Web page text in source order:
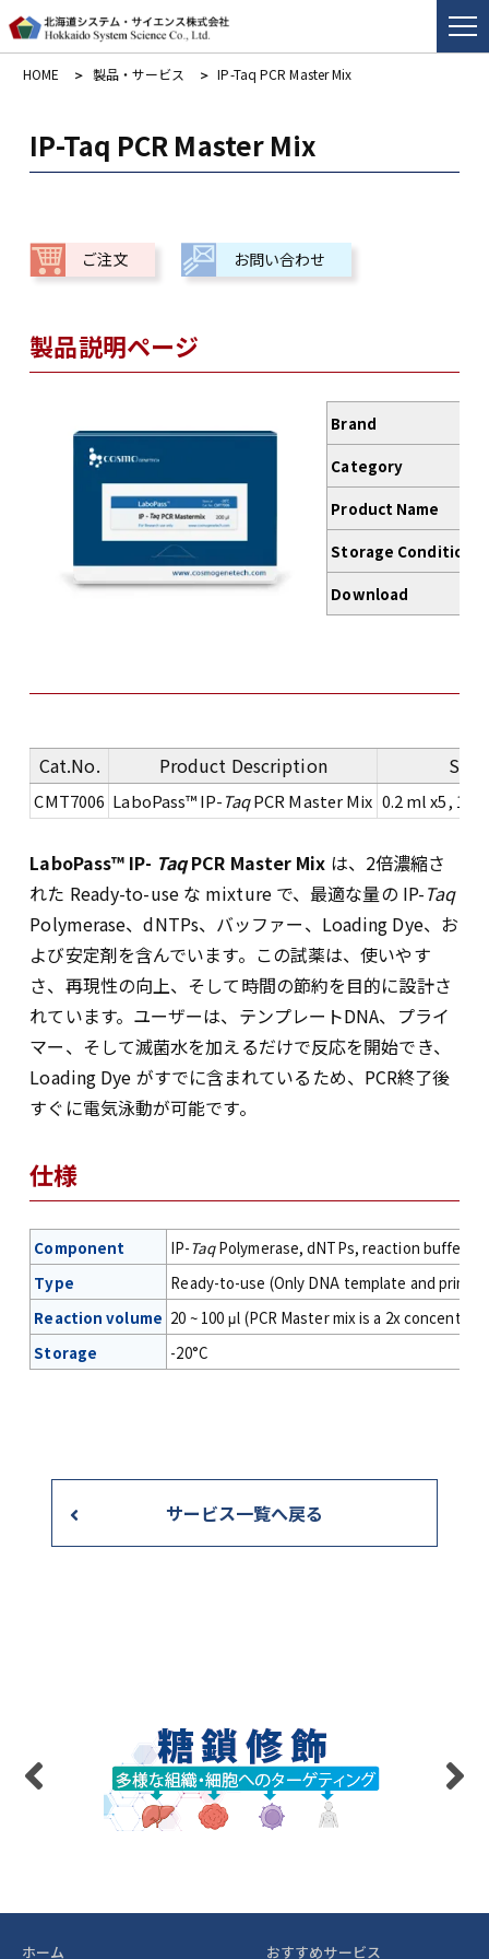
HOME 製品・サービス IP-Taq PCR Master Mix
IP-Taq PCR Master Mix
ご注文 お問い合わせ
製品説明ページ
Brand
Category
Product Name
Storage Conditions
Download
Cat.No. Product Description Size
CMT7006 LaboPass™ IP-TaqPCR Master Mix 0.2 ml x5,
LaboPass™ IP- TaqPCR Master Mix は、2倍濃縮さ
れた Ready-to-use な mixture で、最適な量の IP-Taq
Polymerase、dNTPs、バッファー、Loading Dye、お
よび安定剤を含んでいます。この試薬は、使いやす
さ、再現性の向上、そして時間の節約を目的に設計さ
れています。ユーザーは、テンプレートDNA、プライ
マー、そして滅菌水を加えるだけで反応を開始でき、
Loading Dye がすでに含まれているため、PCR終了後
すぐに電気泳動が可能です。
仕様
Component IP-TaqPolymerase, dNTPs, reaction buffer,
Type
Ready-to-use (Only DNA template and
Reaction volume 20 ~ 100 μl (PCR Master mix is a 2x
Storage
-20°C
サービス一覧へ戻る
ホーム おすすめサービス